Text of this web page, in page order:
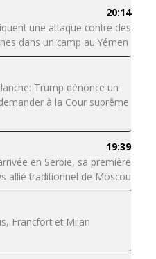
20:14
une attaque contre des
dans un camp au Yémen
Trump dénonce un
à la Cour suprême
19:39
en Serbie, sa première
allié traditionnel de Moscou
Francfort et Milan